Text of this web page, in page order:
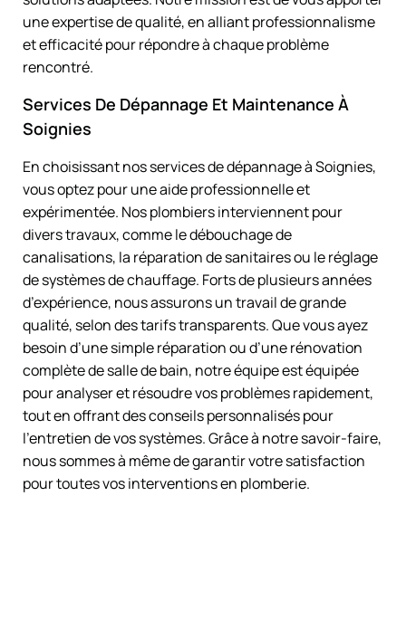
une expertise de qualité, en alliant professionnalisme
et efficacité pour répondre à chaque problème
rencontré.
Services De Dépannage Et Maintenance À
Soignies
En choisissant nos services de dépannage à Soignies,
vous optez pour une aide professionnelle et
expérimentée. Nos plombiers interviennent pour
divers travaux, comme le débouchage de
canalisations, la réparation de sanitaires ou le réglage
de systèmes de chauffage. Forts de plusieurs années
d’expérience, nous assurons un travail de grande
qualité, selon des tarifs transparents. Que vous ayez
besoin d’une simple réparation ou d’une rénovation
complète de salle de bain, notre équipe est équipée
pour analyser et résoudre vos problèmes rapidement,
tout en offrant des conseils personnalisés pour
l’entretien de vos systèmes. Grâce à notre savoir-faire,
nous sommes à même de garantir votre satisfaction
pour toutes vos interventions en plomberie.